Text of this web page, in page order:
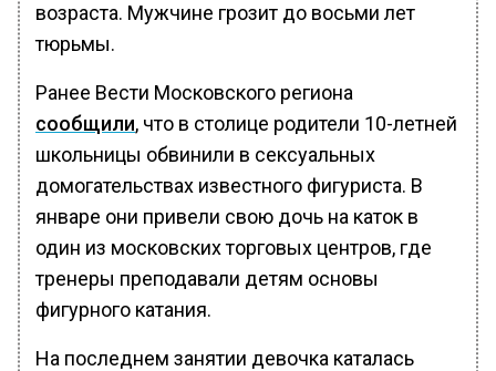
возраста. Мужчине грозит до восьми лет
тюрьмы.
Ранее Вести Московского региона
сообщили, что в столице родители 10-летней
школьницы обвинили в сексуальных
домогательствах известного фигуриста. В
январе они привели свою дочь на каток в
один из московских торговых центров, где
тренеры преподавали детям основы
фигурного катания.
На последнем занятии девочка каталась